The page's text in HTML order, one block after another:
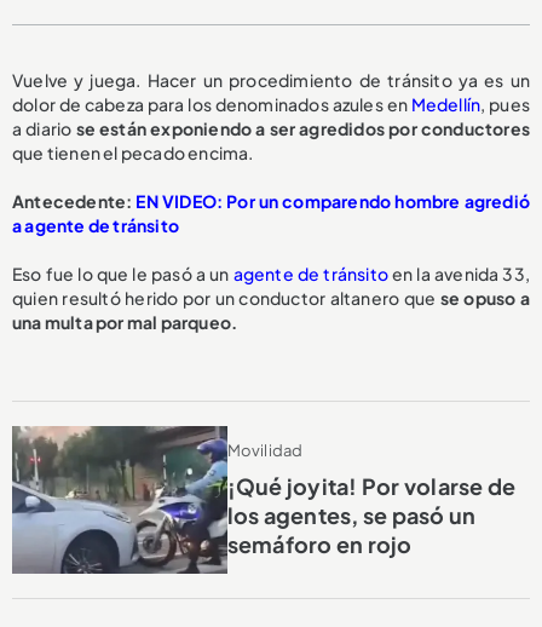
Vuelve y juega. Hacer un procedimiento de tránsito ya es un
dolor de cabeza para los denominados azules en Medellín, pues
a diario se están exponiendo a seragredidos por conductores
que tienen el pecado encima.
Antecedente: EN VIDEO: Por un comparendo hombre agredió
a agente de tránsito
Eso fue lo que le pasó a un agente de tránsitoen la avenida 33,
quien resultó herido por un conductor altanero que se opuso a
una multapor mal parqueo.
Movilidad
¡Qué joyita! Por volarse de
los agentes, se pasó un
semáforo en rojo